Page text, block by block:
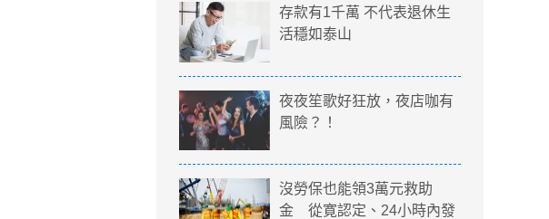
存款有1千萬 不代表退休生
活穩如泰山
夜夜笙歌好狂放，夜店咖有
風險？！
沒勞保也能領3萬元救助
金 從寛認定、24小時內發